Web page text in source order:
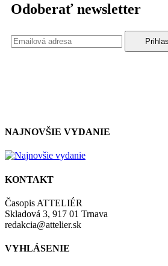
Odoberať newsletter
NAJNOVŠIE VYDANIE
KONTAKT
Časopis ATTELIÉR
Skladová 3, 917 01 Trnava
redakcia@attelier.sk
VYHLÁSENIE